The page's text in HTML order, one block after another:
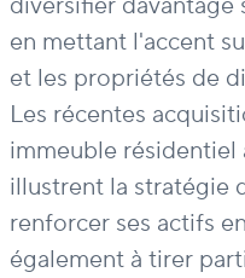
en mettant l'accent
et les propriétés de
Les récentes
immeuble résidentiel
illustrent la stratégie
renforcer ses actifs
également à tirer